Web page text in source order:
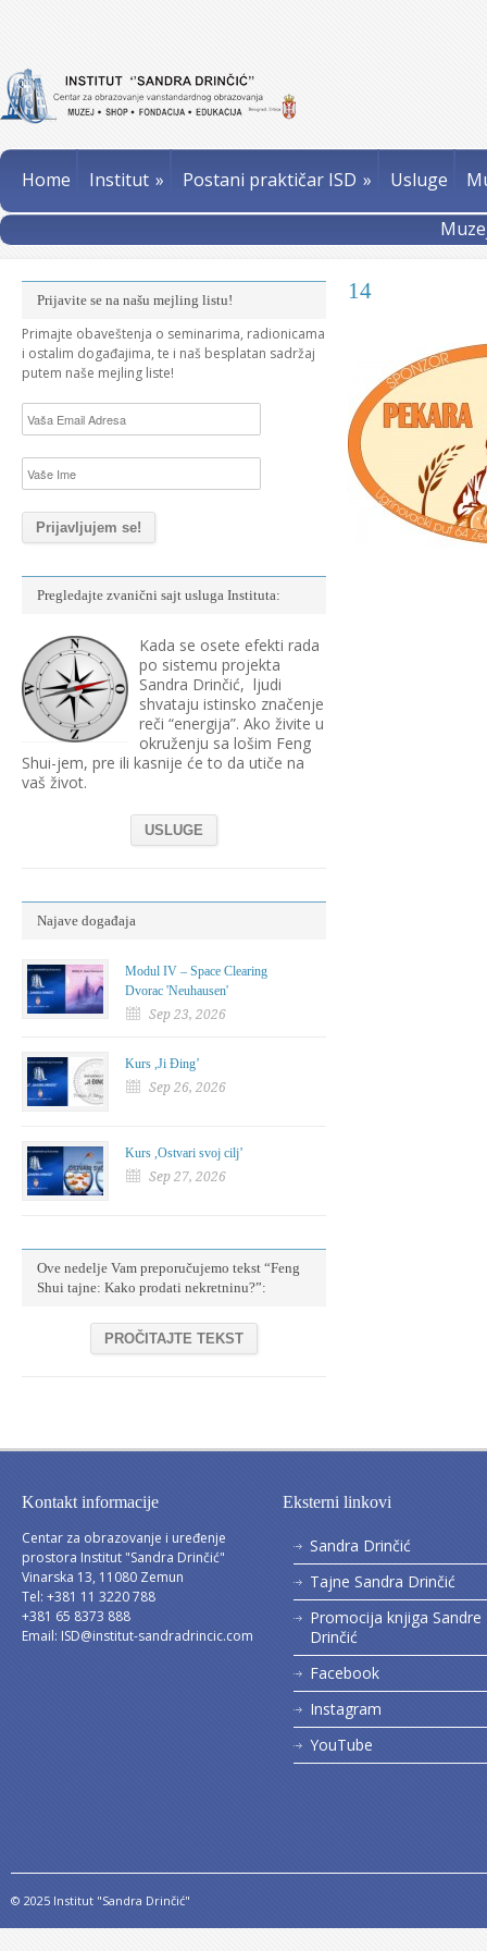
Home Institut » Postani praktičar ISD » Usluge
14
Prijavite se na našu mejling listu!
Primajte obaveštenja o seminarima, radionicama
i ostalim događajima, te i naš besplatan sadržaj
putem naše mejling liste!
Pregledajte zvanični sajt usluga Instituta:
Kada se osete efekti rada
po sistemu projekta
Sandra Drinčić, ljudi
shvataju istinsko značenje
reči “energija”. Ako živite u
okruženju sa lošim Feng
Shui-jem, pre ili kasnije će to da utiče na
vaš život.
USLUGE
Najave događaja
Modul IV – Space Clearing
Dvorac 'Neuhausen'
Sep 23, 2026
Kurs ,Ji Đing’
Sep 26, 2026
Kurs ,Ostvari svoj cilj’
Sep 27, 2026
Ove nedelje Vam preporučujemo tekst “Feng
Shui tajne: Kako prodati nekretninu?”:
PROČITAJTE TEKST
Kontakt informacije
Centar za obrazovanje i uređenje
prostora Institut "Sandra Drinčić"
Vinarska 13, 11080 Zemun
Tel: +381 11 3220 788
+381 65 8373 888
Email: ISD@institut-sandradrincic.com
Eksterni linkovi
Sandra Drinčić
Tajne Sandra Drinčić
Promocija knjiga Sandre
Drinčić
Facebook
Instagram
YouTube
© 2025 Institut "Sandra Drinčić"